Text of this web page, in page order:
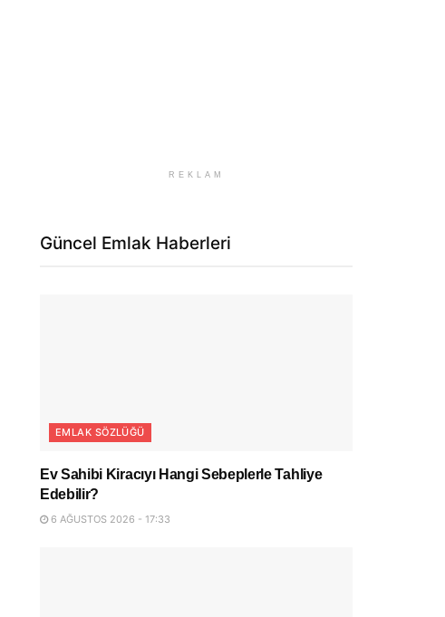
REKLAM
Güncel Emlak Haberleri
EMLAK SÖZLÜĞÜ
Ev Sahibi Kiracıyı Hangi Sebeplerle Tahliye
Edebilir?
6 AĞUSTOS 2026 - 17:33